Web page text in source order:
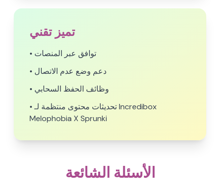
تميز تقني
• توافق عبر المنصات
• دعم وضع عدم الاتصال
• وظائف الحفظ السحابي
• تحديثات محتوى منتظمة لـ Incredibox
Melophobia X Sprunki
الأسئلة الشائعة